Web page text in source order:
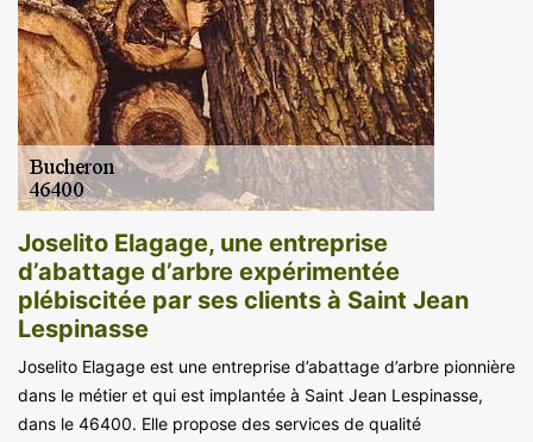
Joselito Elagage, une entreprise
d’abattage d’arbre expérimentée
plébiscitée par ses clients à Saint Jean
Lespinasse
Joselito Elagage est une entreprise d’abattage d’arbre pionnière
dans le métier et qui est implantée à Saint Jean Lespinasse,
dans le 46400. Elle propose des services de qualité